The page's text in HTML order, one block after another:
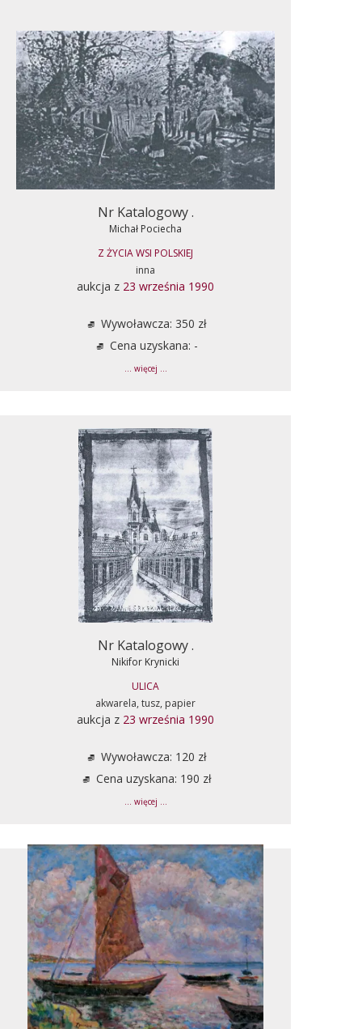
Nr Katalogowy .
Michał Pociecha
Z ŻYCIA WSI POLSKIEJ
inna
aukcja z 23 września 1990
Wywoławcza: 350 zł
Cena uzyskana: -
... więcej ...
Nr Katalogowy .
Nikifor Krynicki
ULICA
akwarela, tusz, papier
aukcja z 23 września 1990
Wywoławcza: 120 zł
Cena uzyskana: 190 zł
... więcej ...